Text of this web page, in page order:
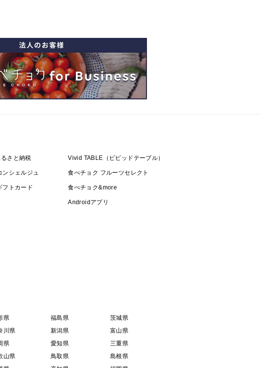
さと納税 Vivid TABLE（ビビッドテーブル）
ンシェルジュ 食べチョク フルーツセレクト
フトカード 食べチョク&more
Androidアプリ
県 福島県
茨城県
川県 新潟県
富山県
県 愛知県
三重県
山県 鳥取県
島根県